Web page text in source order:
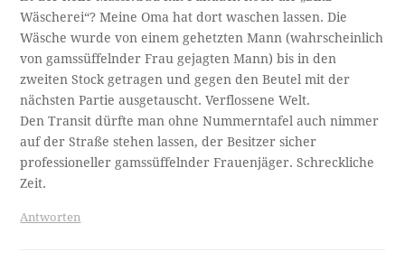
Wäscherei“? Meine Oma hat dort waschen lassen. Die
Wäsche wurde von einem gehetzten Mann (wahrscheinlich
von gamssüffelnder Frau gejagten Mann) bis in den
zweiten Stock getragen und gegen den Beutel mit der
nächsten Partie ausgetauscht. Verflossene Welt.
Den Transit dürfte man ohne Nummerntafel auch nimmer
auf der Straße stehen lassen, der Besitzer sicher
professioneller gamssüffelnder Frauenjäger. Schreckliche
Zeit.
Antworten